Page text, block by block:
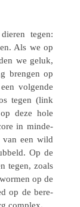
tegen:
Als we op
we geluk,
brengen op
volgende
tegen (link
deze hole
in minde­
een wild
Op de
tegen, zoals
op de
op de bere­